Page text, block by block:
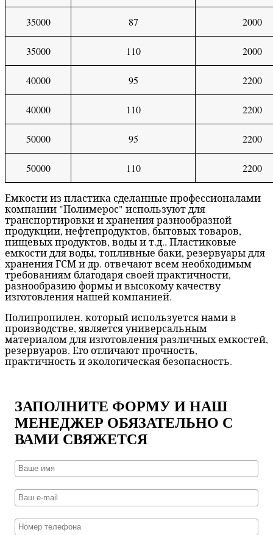
35000 87 2000
35000 110 2000
40000 95 2200
40000 110 2200
50000 95 2200
50000 110 2200
Емкости из пластика сделанные профессионалами
компании "Полимерос" используют для
транспортировки и хранения разнообразной
продукции, нефтепродуктов, бытовых товаров,
пищевых продуктов, воды и т.д.. Пластиковые
емкости для воды, топливные баки, резервуары для
хранения ГСМ и др. отвечают всем необходимым
требованиям благодаря своей практичности,
разнообразию формы и высокому качеству
изготовления нашей компанией.
Полипропилен, который используется нами в
производстве, является универсальным
материалом для изготовления различных емкостей,
резервуаров. Его отличают прочность,
практичность и экологическая безопасность.
ЗАПОЛНИТЕ ФОРМУ И НАШ
МЕНЕДЖЕР ОБЯЗАТЕЛЬНО С
ВАМИ СВЯЖЕТСЯ